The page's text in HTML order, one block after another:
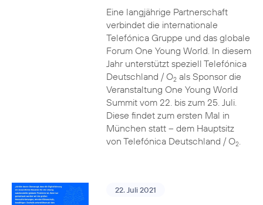
Eine langjährige Partnerschaft
verbindet die internationale
Telefónica Gruppe und das globale
Forum One Young World. In diesem
Jahr unterstützt speziell Telefónica
Deutschland / O2als Sponsor die
Veranstaltung One Young World
Summit vom 22. bis zum 25. Juli.
Diese findet zum ersten Mal in
München statt – dem Hauptsitz
von Telefónica Deutschland / O2.
22. Juli 2021